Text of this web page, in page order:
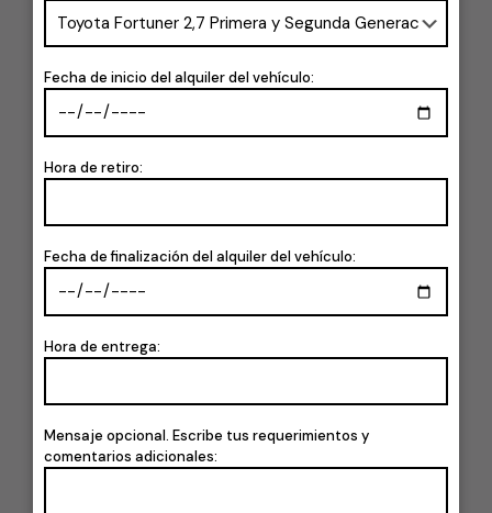
Fecha de inicio del alquiler del vehículo:
Hora de retiro:
Fecha de finalización del alquiler del vehículo:
Hora de entrega:
Mensaje opcional. Escribe tus requerimientos y
comentarios adicionales: